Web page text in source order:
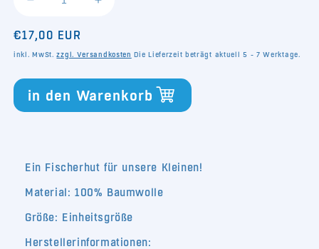
Verringere
Menge
für
Hörnum
Kids
Erhöhe
für
Hörnum
Kids
Normaler
Preis
€17,00 EUR
inkl. MwSt.zzgl. Versandkosten Die Lieferzeit beträgt aktuell 5 - 7 Werktage.
in den Warenkorb
Ein Fischerhut für unsere Kleinen!
Material: 100% Baumwolle
Größe: Einheitsgröße
Herstellerinformationen: